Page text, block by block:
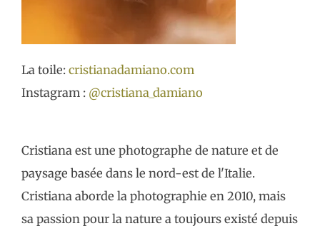
La toile: cristianadamiano.com
Instagram : @cristiana_damiano
Cristiana est une photographe de nature et de
paysage basée dans le nord-est de l'Italie.
Cristiana aborde la photographie en 2010, mais
sa passion pour la nature a toujours existé depuis